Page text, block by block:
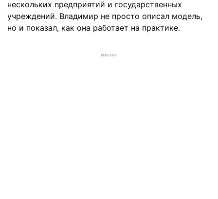
нескольких предприятий и государственных
учреждений. Владимир не просто описал модель,
но и показал, как она работает на практике.
РЕКЛАМА